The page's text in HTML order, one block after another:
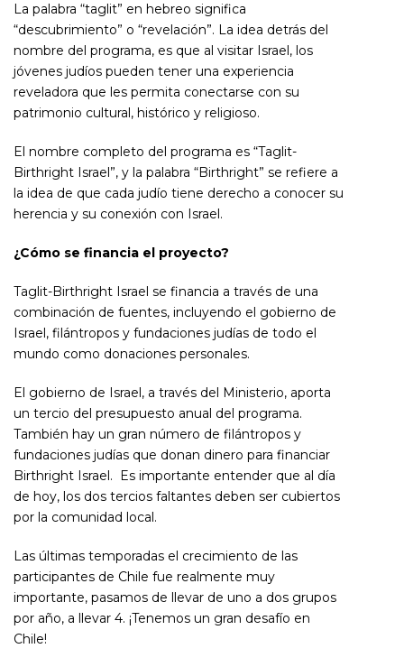
La palabra “taglit” en hebreo significa
“descubrimiento” o “revelación”. La idea detrás del
nombre del programa, es que al visitar Israel, los
jóvenes judíos pueden tener una experiencia
reveladora que les permita conectarse con su
patrimonio cultural, histórico y religioso.
El nombre completo del programa es “Taglit-
Birthright Israel”, y la palabra “Birthright” se refiere a
la idea de que cada judío tiene derecho a conocer su
herencia y su conexión con Israel.
¿Cómo se financia el proyecto?
Taglit-Birthright Israel se financia a través de una
combinación de fuentes, incluyendo el gobierno de
Israel, filántropos y fundaciones judías de todo el
mundo como donaciones personales.
El gobierno de Israel, a través del Ministerio, aporta
un tercio del presupuesto anual del programa.
También hay un gran número de filántropos y
fundaciones judías que donan dinero para financiar
Birthright Israel. Es importante entender que al día
de hoy, los dos tercios faltantes deben ser cubiertos
por la comunidad local.
Las últimas temporadas el crecimiento de las
participantes de Chile fue realmente muy
importante, pasamos de llevar de uno a dos grupos
por año, a llevar 4. ¡Tenemos un gran desafío en
Chile!